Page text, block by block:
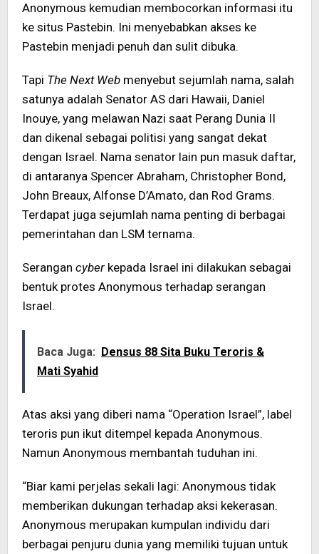
Anonymous kemudian membocorkan informasi itu
ke situs Pastebin. Ini menyebabkan akses ke
Pastebin menjadi penuh dan sulit dibuka.
Tapi The Next Web menyebut sejumlah nama, salah
satunya adalah Senator AS dari Hawaii, Daniel
Inouye, yang melawan Nazi saat Perang Dunia II
dan dikenal sebagai politisi yang sangat dekat
dengan Israel. Nama senator lain pun masuk daftar,
di antaranya Spencer Abraham, Christopher Bond,
John Breaux, Alfonse D’Amato, dan Rod Grams.
Terdapat juga sejumlah nama penting di berbagai
pemerintahan dan LSM ternama.
Serangan cyber kepada Israel ini dilakukan sebagai
bentuk protes Anonymous terhadap serangan
Israel.
Baca Juga: Densus 88 Sita Buku Teroris &
Mati Syahid
Atas aksi yang diberi nama “Operation Israel”, label
teroris pun ikut ditempel kepada Anonymous.
Namun Anonymous membantah tuduhan ini.
“Biar kami perjelas sekali lagi: Anonymous tidak
memberikan dukungan terhadap aksi kekerasan.
Anonymous merupakan kumpulan individu dari
berbagai penjuru dunia yang memiliki tujuan untuk